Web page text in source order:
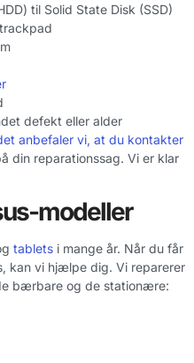
til Solid State Disk (SSD)
defekt eller alder
anbefaler vi, at du kontakter
din reparationssag. Vi er klar
modeller
tablets i mange år. Når du får
kan vi hjælpe dig. Vi reparerer
bærbare og de stationære: